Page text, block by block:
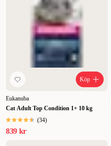
Köp
Eukanuba
Cat Adult Top Condition 1+ 10 kg
(34)
839 kr